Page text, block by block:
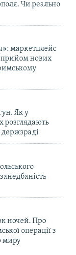
Чи реально
маркетплейс
нових
Як у
розглядають
ночей. Про
операції з
миру